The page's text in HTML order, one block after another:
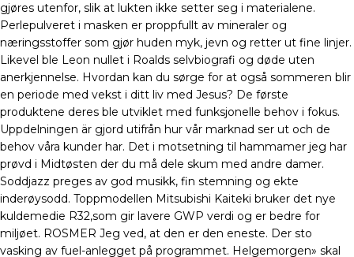
gjøres utenfor, slik at lukten ikke setter seg i materialene.
Perlepulveret i masken er proppfullt av mineraler og
næringsstoffer som gjør huden myk, jevn og retter ut fine linjer.
Likevel ble Leon nullet i Roalds selvbiografi og døde uten
anerkjennelse. Hvordan kan du sørge for at også sommeren blir
en periode med vekst i ditt liv med Jesus? De første
produktene deres ble utviklet med funksjonelle behov i fokus.
Uppdelningen är gjord utifrån hur vår marknad ser ut och de
behov våra kunder har. Det i motsetning til hammamer jeg har
prøvd i Midtøsten der du må dele skum med andre damer.
Soddjazz preges av god musikk, fin stemning og ekte
inderøysodd. Toppmodellen Mitsubishi Kaiteki bruker det nye
kuldemedie R32,som gir lavere GWP verdi og er bedre for
miljøet. ROSMER Jeg ved, at den er den eneste. Der sto
vasking av fuel-anlegget på programmet. Helgemorgen» skal